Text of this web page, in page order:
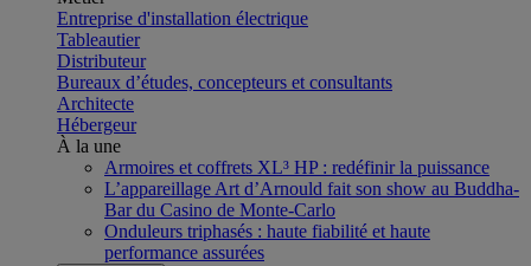
Entreprise d'installation électrique
Tableautier
Distributeur
Bureaux d’études, concepteurs et consultants
Architecte
Hébergeur
À la une
Armoires et coffrets XL³ HP : redéfinir la puissance
L’appareillage Art d’Arnould fait son show au Buddha-
Bar du Casino de Monte-Carlo
Onduleurs triphasés : haute fiabilité et haute
performance assurées